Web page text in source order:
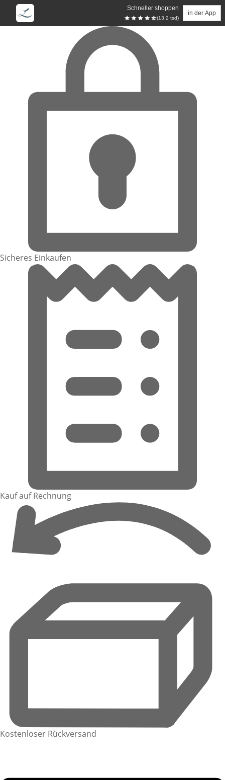
Schneller shoppen
(13.2 tsd)
in der App
Zum Hauptinhalt springen
Sicheres Einkaufen
Kauf auf Rechnung
Kostenloser Rückversand